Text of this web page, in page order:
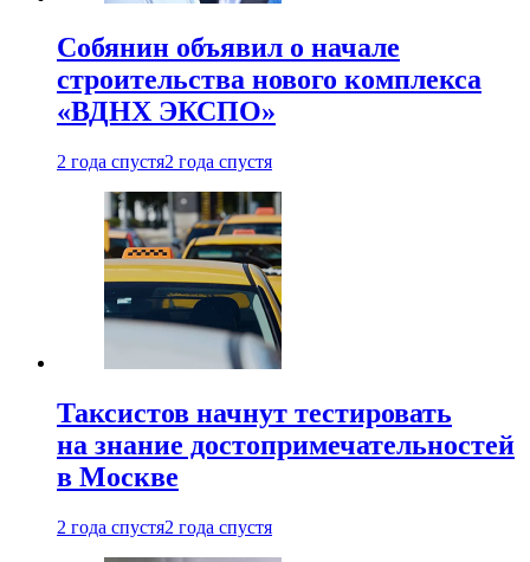
Собянин объявил о начале
строительства нового комплекса
«ВДНХ ЭКСПО»
2 года спустя2 года спустя
Таксистов начнут тестировать
на знание достопримечательностей
в Москве
2 года спустя2 года спустя